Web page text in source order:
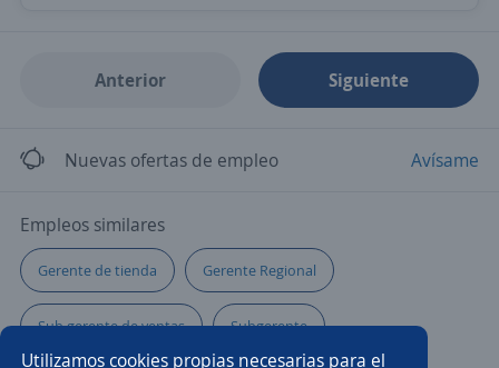
Utilizamos cookies propias necesarias para el
Anterior Siguiente
Nuevas ofertas de empleo Avísame
Empleos similares
Gerente de tienda Gerente Regional
Sub gerente de ventas Subgerente